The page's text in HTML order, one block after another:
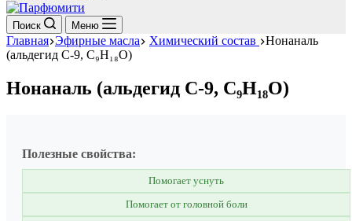
Поиск Меню
Главная Эфирные масла Химический состав
Нонаналь
(альдегид С‑9, C₉H₁₈O)
Нонаналь (альдегид С‑9, C₉H₁₈O)
Полезные свойства:
Помогает уснуть
Помогает от головной боли